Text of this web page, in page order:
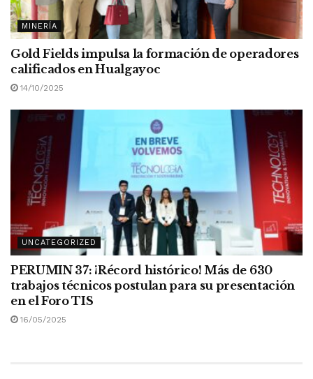
MINERÍA
Gold Fields impulsa la formación de operadores
calificados en Hualgayoc
14/10/2025
UNCATEGORIZED
PERUMIN 37: ¡Récord histórico! Más de 630
trabajos técnicos postulan para su presentación
en el Foro TIS
16/05/2025